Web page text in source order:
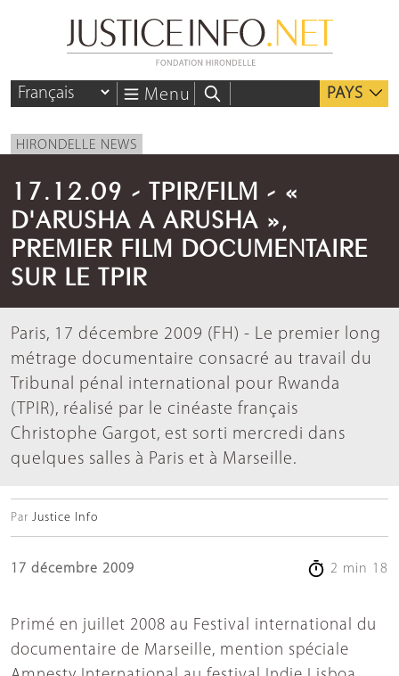
Menu PAYS
HIRONDELLE NEWS
17.12.09 - TPIR/FILM - «
D'ARUSHA A ARUSHA »,
PREMIER FILM DOCUMENTAIRE
SUR LE TPIR
Paris, 17 décembre 2009 (FH) - Le premier long
métrage documentaire consacré au travail du
Tribunal pénal international pour Rwanda
(TPIR), réalisé par le cinéaste français
Christophe Gargot, est sorti mercredi dans
quelques salles à Paris et à Marseille.
Par Justice Info
17 décembre 2009 2 min 18
Primé en juillet 2008 au Festival international du
documentaire de Marseille, mention spéciale